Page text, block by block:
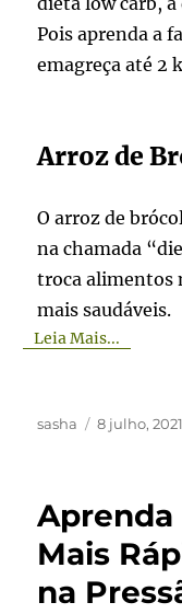
Pois aprenda a
emagreça até 2
Arroz de
O arroz de
na chamada
troca alimentos
mais saudáveis.
Leia Mais...
Autor
sasha
Publicado
8 julho, 2021
Aprenda
Mais
na